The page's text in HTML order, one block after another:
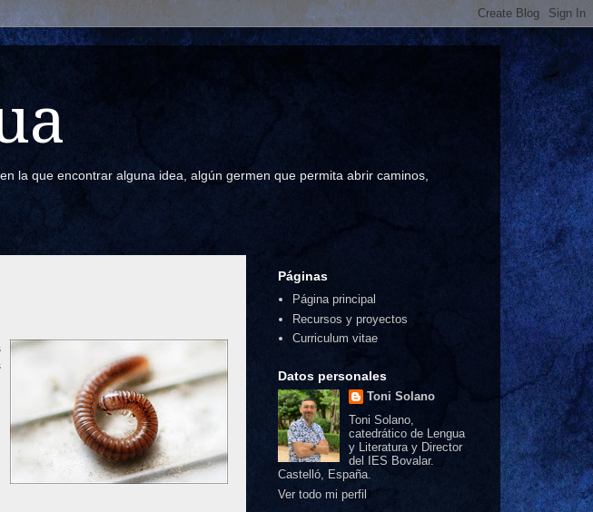
la que encontrar alguna idea, algún germen que permita abrir caminos,
Páginas
Página principal
Recursos y proyectos
Curriculum vitae
Datos personales
Toni Solano
Toni Solano,
catedrático de Lengua
y Literatura y Director
del IES Bovalar.
Castelló, España.
Ver todo mi perfil